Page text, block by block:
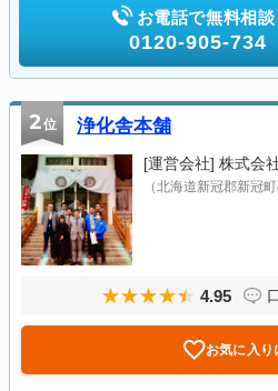
お電話で無料相談
0120-905-734
2位 浄化舎本舗
[運営会社] 株式会
（北海道新冠郡新冠
4.95
お気に入り